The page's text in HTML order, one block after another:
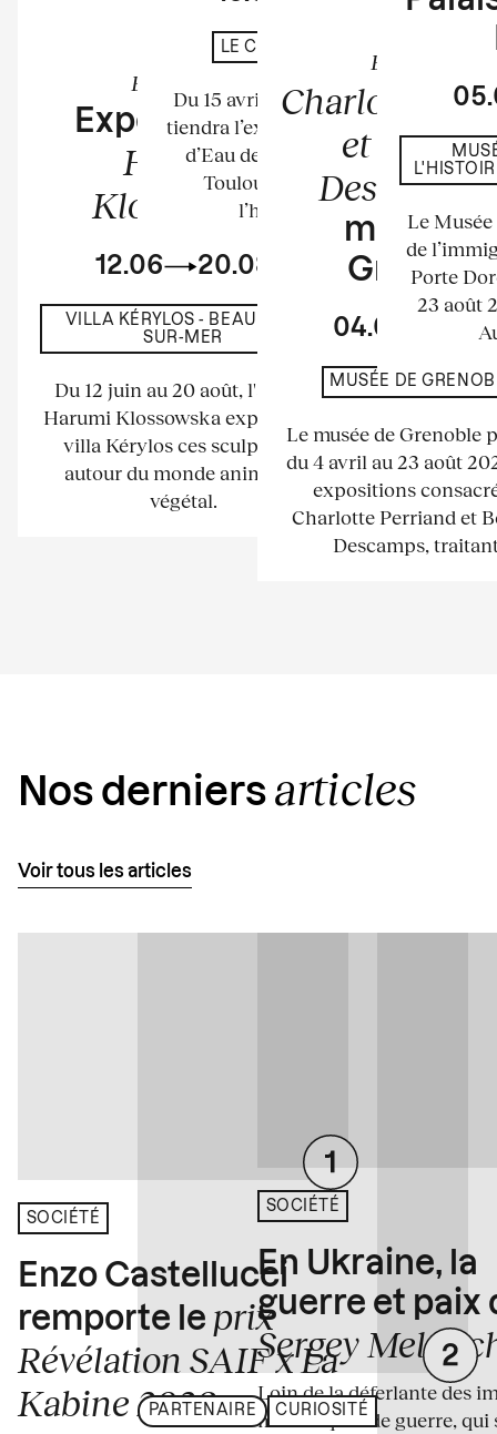
En cours
Exposition
Exposition de
Harumi
Klossowska
12.06 20.08
VILLA KÉRYLOS - BEAULIEU-
SUR-MER
Du 12 juin au 20 août, l'artiste
Harumi Klossowska expose à la
villa Kérylos ces sculptures
autour du monde animal et
végétal.
LE CHÂTEAU D'EAU
Du 15 avril au 23 août 2026 se
tiendra l’exposition au Château
d’Eau de l’espace La Tour à
Toulouse. Elle mettra à
l’honneur les...
Exposition
Charlotte
et
Descamps
musée
Grenoble
04.04
MUSÉE DE
Le musée de Grenoble
du 4 avril au 23 août
expositions
Charlotte Perriand et
Descamps,
Le
de
Porte
23 août
Nos derniers articles
Voir tous les articles
SOCIÉTÉ
Enzo Castellucci
remporte le prix
Révélation SAIF x La
Kabine 2026
PARTENAIRE CURIOSITÉ
SOCIÉTÉ
En Ukraine, la
guerre et paix
Sergey
Loin de la déferlante des
médiatiques de guerre, qui